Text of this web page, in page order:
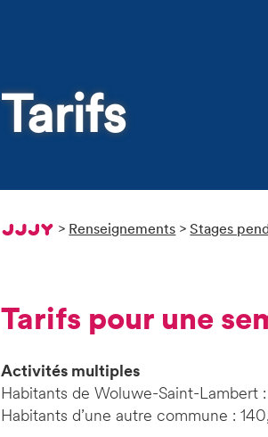
Tarifs
> Renseignements >Stages
Tarifs pour une
Activités multiples
Habitants de Woluwe-Saint-
Habitants d’une autre commune :